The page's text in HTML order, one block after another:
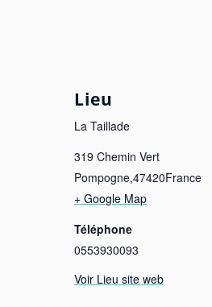
Lieu
La Taillade
319 Chemin Vert
Pompogne,47420France
+ Google Map
Téléphone
0553930093
Voir Lieu site web